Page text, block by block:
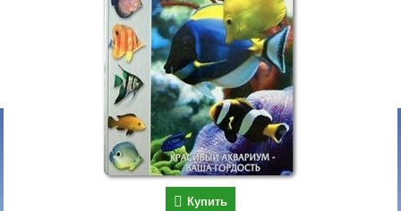
Купить